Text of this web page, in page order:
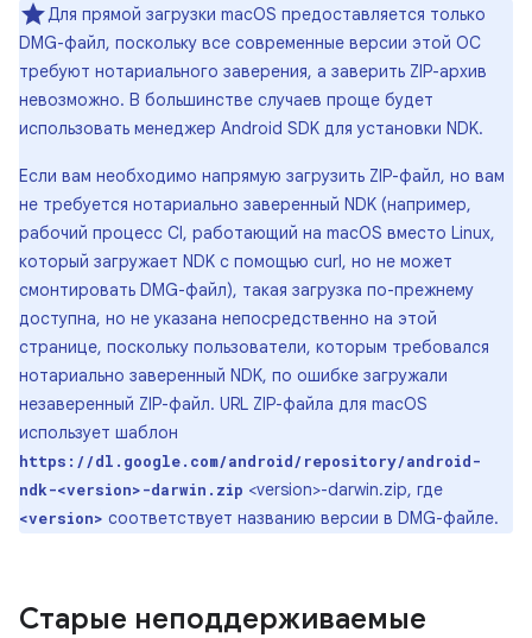
Для прямой загрузки macOS предоставляется только
DMG-файл, поскольку все современные версии этой ОС
требуют нотариального заверения, а заверить ZIP-архив
невозможно. В большинстве случаев проще будет
использовать менеджер Android SDK для установки NDK.
Если вам необходимо напрямую загрузить ZIP-файл, но вам
не требуется нотариально заверенный NDK (например,
рабочий процесс CI, работающий на macOS вместо Linux,
который загружает NDK с помощью curl, но не может
смонтировать DMG-файл), такая загрузка по-прежнему
доступна, но не указана непосредственно на этой
странице, поскольку пользователи, которым требовался
нотариально заверенный NDK, по ошибке загружали
незаверенный ZIP-файл. URL ZIP-файла для macOS
использует шаблон
https://dl.google.com/android/repository/android-
ndk-<version>-darwin.zip <version>-darwin.zip, где
<version> соответствует названию версии в DMG-файле.
Старые неподдерживаемые